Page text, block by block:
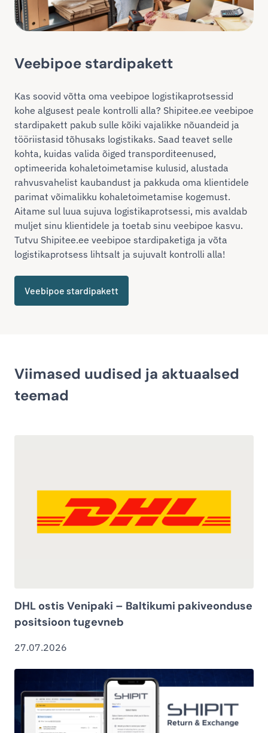
Veebipoe stardipakett
Kas soovid võtta oma veebipoe logistikaprotsessid
kohe algusest peale kontrolli alla? Shipitee.ee veebipoe
stardipakett pakub sulle kõiki vajalikke nõuandeid ja
tööriistasid tõhusaks logistikaks. Saad teavet selle
kohta, kuidas valida õiged transporditeenused,
optimeerida kohaletoimetamise kulusid, alustada
rahvusvahelist kaubandust ja pakkuda oma klientidele
parimat võimalikku kohaletoimetamise kogemust.
Aitame sul luua sujuva logistikaprotsessi, mis avaldab
muljet sinu klientidele ja toetab sinu veebipoe kasvu.
Tutvu Shipitee.ee veebipoe stardipaketiga ja võta
logistikaprotsess lihtsalt ja sujuvalt kontrolli alla!
Veebipoe stardipakett
Viimased uudised ja aktuaalsed
teemad
DHL ostis Venipaki – Baltikumi pakiveonduse
positsioon tugevneb
27.07.2026